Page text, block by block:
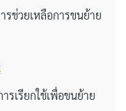
ช่วยเหลือการขนย้าย
รเรียกใช้เพื่อขนย้าย